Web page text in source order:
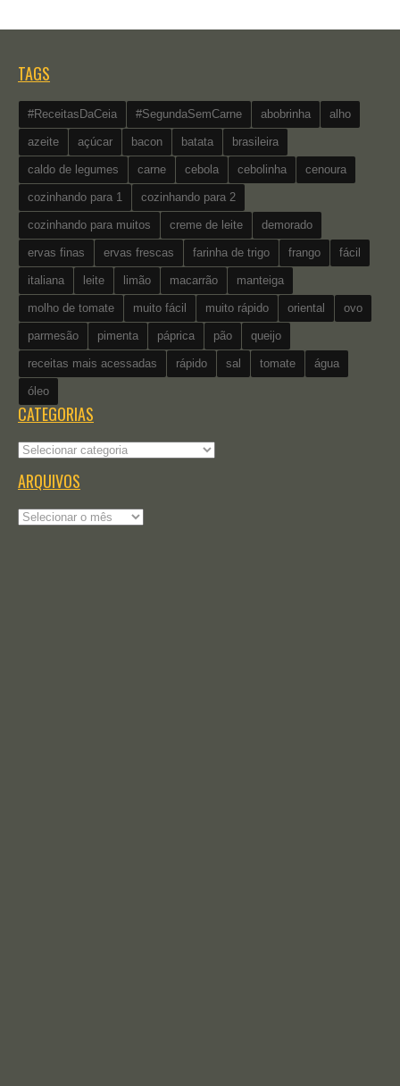
TAGS
#ReceitasDaCeia #SegundaSemCarne abobrinha alho
azeite açúcar bacon batata brasileira
caldo de legumes carne cebola cebolinha cenoura
cozinhando para 1 cozinhando para 2
cozinhando para muitos creme de leite demorado
ervas finas ervas frescas farinha de trigo frango fácil
italiana leite limão macarrão manteiga
molho de tomate muito fácil muito rápido oriental ovo
parmesão pimenta páprica pão queijo
receitas mais acessadas rápido sal tomate água
óleo
CATEGORIAS
Categorias
ARQUIVOS
Arquivos